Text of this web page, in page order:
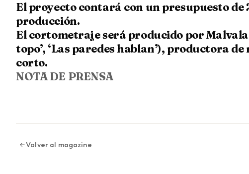
El proyecto contará con un presupuesto de
producción.
El cortometraje será producido por
topo’, ‘Las paredes hablan’), productora
corto.
NOTA DE PRENSA
Volver al magazine